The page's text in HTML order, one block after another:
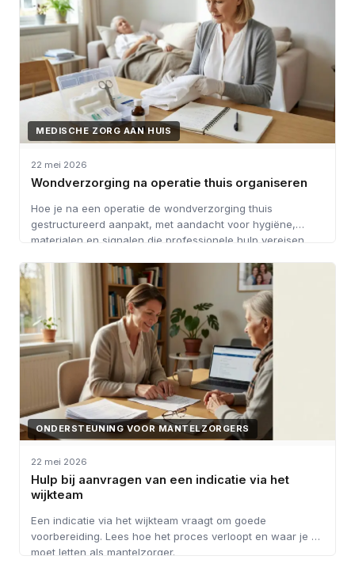
MEDISCHE ZORG AAN HUIS
22 mei 2026
Wondverzorging na operatie thuis organiseren
Hoe je na een operatie de wondverzorging thuis
gestructureerd aanpakt, met aandacht voor hygiëne,
materialen en signalen die professionele hulp vereisen.
ONDERSTEUNING VOOR MANTELZORGERS
22 mei 2026
Hulp bij aanvragen van een indicatie via het
wijkteam
Een indicatie via het wijkteam vraagt om goede
voorbereiding. Lees hoe het proces verloopt en waar je op
moet letten als mantelzorger.